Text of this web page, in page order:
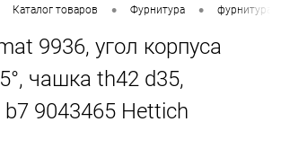
Каталог товаров • Фурнитура • фурнитура
9936, угол корпуса
чашка th42 d35,
b7 9043465 Hettich